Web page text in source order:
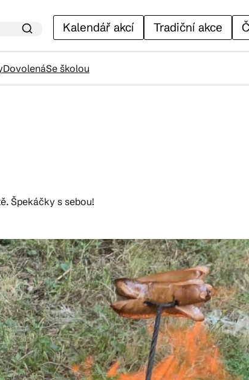
Kalendář akcí Tradiční akce
DovolenáSe školou
akcí
info
Špekáčky s sebou!